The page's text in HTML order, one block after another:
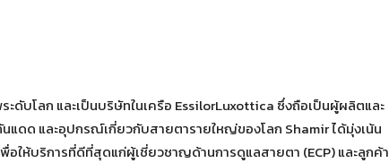
โลก และเป็นบริษัทในเครือ EssilorLuxottica ซึ่งถือเป็นผู้ผลิตและ
แดด และอุปกรณ์เกี่ยวกับสายตารายใหญ่ของโลก Shamir ได้มุ่งเน้น
ให้บริการที่ดีที่สุดแก่ผู้เชี่ยวชาญด้านการดูแลสายตา (ECP) และลูกค้า